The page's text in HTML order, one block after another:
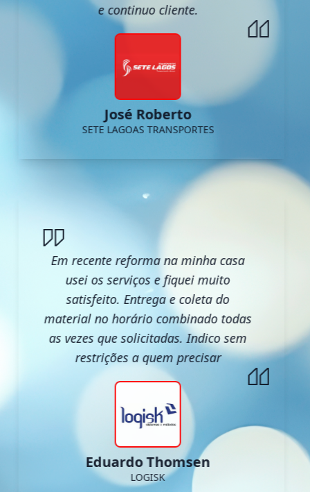
e continuo cliente.
José Roberto
SETE LAGOAS TRANSPORTES
Em recente reforma na minha casa
usei os serviços e fiquei muito
satisfeito. Entrega e coleta do
material no horário combinado todas
as vezes que solicitadas. Indico sem
restrições a quem precisar
Eduardo Thomsen
LOGISK